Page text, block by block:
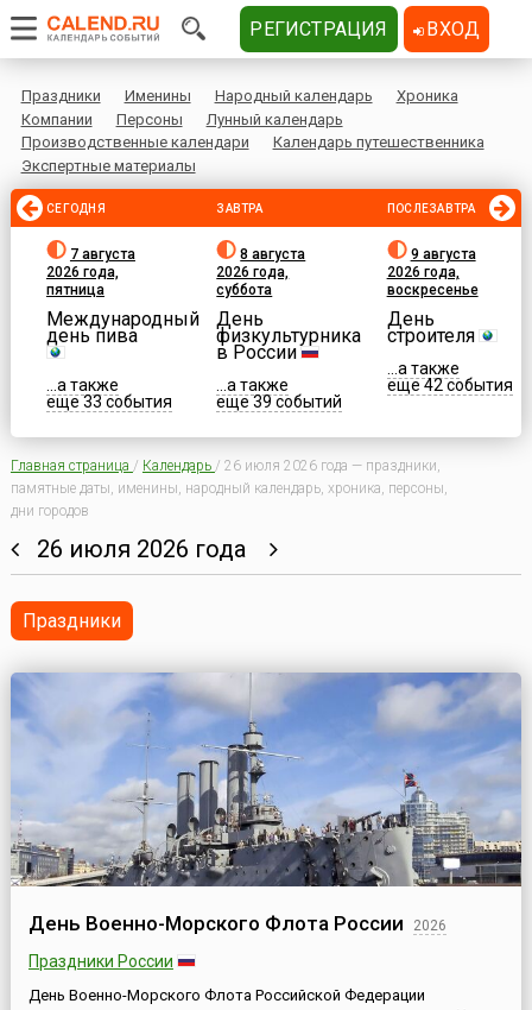
Праздники Именины Народный календарь
Хроника
Компании
Персоны
Лунный календарь
Производственные календари
Календарь путешественника
Экспертные материалы
СЕГОДНЯ
7 августа
2026 года,
пятница
Международный
день пива
...а также
еще 33 события
ЗАВТРА
8 августа
2026 года,
суббота
День
физкультурника
в России
...а также
еще 39 событий
ПОСЛЕЗАВТРА
9 августа
2026 года,
воскресенье
День
строителя
...а также
еще 42 события
Главная страница / Календарь / 26 июля 2026 года — праздники,
памятные даты, именины, народный календарь, хроника, персоны,
дни городов
26 июля 2026 года
Праздники
День Военно-Морского Флота России 2026
Праздники России
День Военно-Морского Флота Российской Федерации
РЕГИСТРАЦИЯ ВХОД